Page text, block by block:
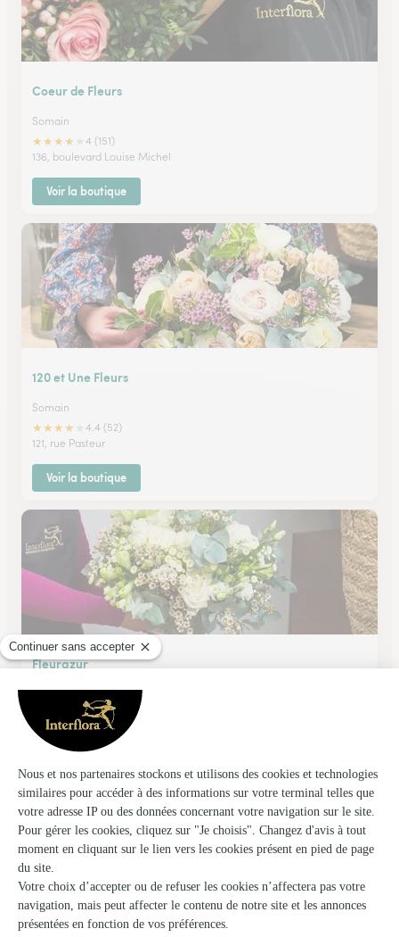
Coeur de Fleurs
Somain
★★★★
4 (151)
136, boulevard Louise Michel
Voir la boutique
120 et Une Fleurs
Somain
★★★★
4.4 (52)
121, rue Pasteur
Voir la boutique
Fleurazur
Henin Beaumont
★4.6 (115)
64, rue Montpencher